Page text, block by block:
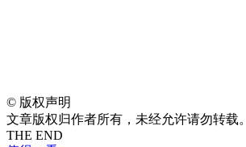
© 版权声明
文章版权归作者所有，未经允许请勿转载。
THE END